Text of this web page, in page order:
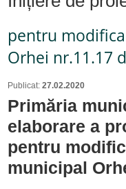
pentru
Orhei nr.11.17
Publicat: 27.02.2020
Primăria
elaborare a
pentru
municipal